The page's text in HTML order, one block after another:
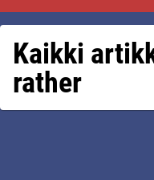
Kaikki
rather